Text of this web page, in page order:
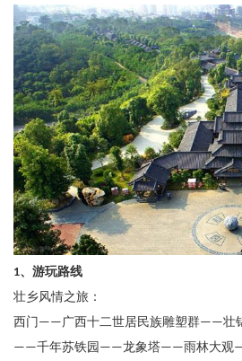
1、游玩路线
壮乡风情之旅：
西门—— 广西十二世居民族雕塑群——壮
——千年苏铁园 ——龙象塔——雨林大观